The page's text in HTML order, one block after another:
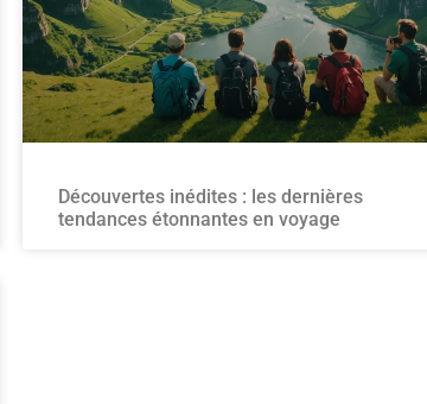
Découvertes inédites : les dernières
tendances étonnantes en voyage